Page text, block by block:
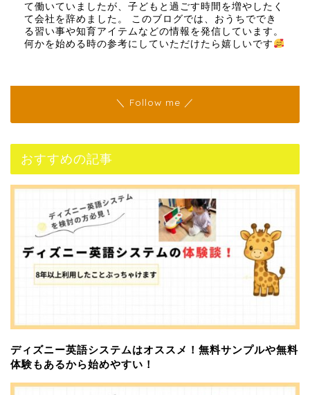
て働いていましたが、子どもと過ごす時間を増やしたく
て会社を辞めました。 このブログでは、おうちででき
る習い事や知育アイテムなどの情報を発信しています。
何かを始める時の参考にしていただけたら嬉しいです
＼ Follow me ／
おすすめの記事
ディズニー英語システムはオススメ！無料サンプルや無料
体験もあるから始めやすい！